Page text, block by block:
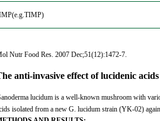
Nutr Food Res. 2007 Dec;51(12):1472-7.
anti-invasive effect of lucidenic
lucidum is a well-known mushroom with
isolated from a new G. lucidum strain (YK-02)